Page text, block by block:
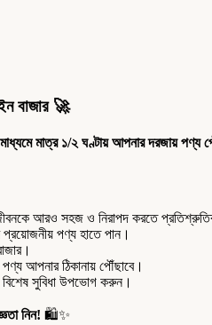
বাজার🚀
মাধ্যমে মাত্র ১/২ ঘণ্টায় আপনার দরজায় পণ্য
আরও সহজ ও নিরাপদ করতে
পণ্য হাতে পান।
আপনার ঠিকানায় পৌঁছাবে।
সুবিধা উপভোগ করুন।
নিন! 🛍️✨